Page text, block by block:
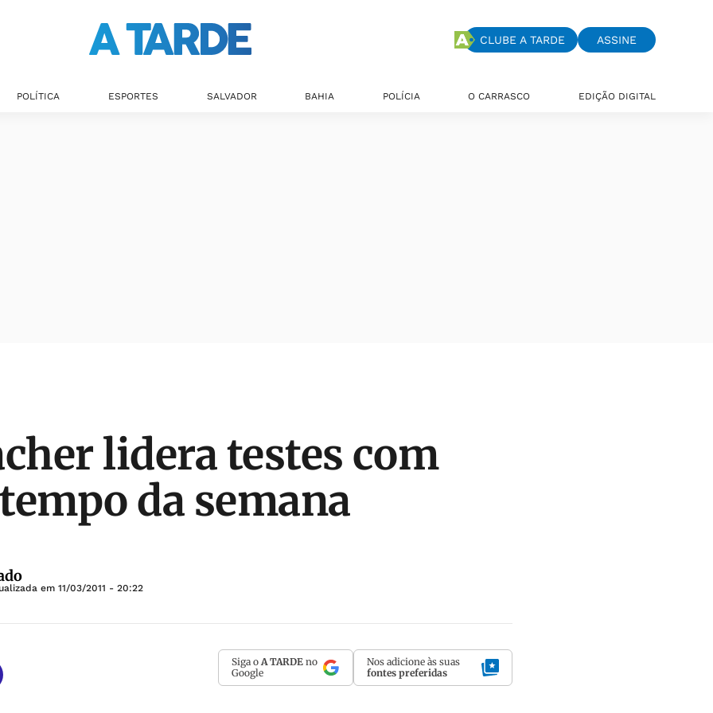
CLUBE A TARDE ASSINE
POLÍTICA ESPORTES SALVADOR BAHIA POLÍCIA O CARRASCO EDIÇÃO DIGITAL
lidera testes com
da semana
em 11/03/2011 - 20:22
Siga o A TARDE no
Google
Nos adicione às suas
fontes preferidas